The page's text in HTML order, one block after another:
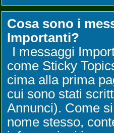
Cosa sono i
Importanti?
I messaggi
come Sticky
cima alla prima
cui sono stati
Annunci). Come
nome stesso,